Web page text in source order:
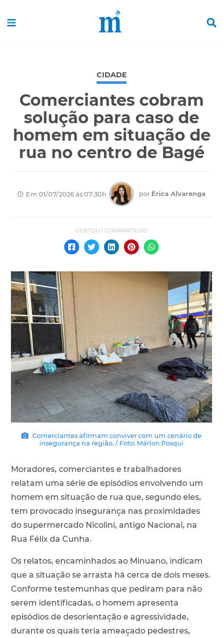
CIDADE
Comerciantes cobram
solução para caso de
homem em situação de
rua no centro de Bagé
Em 01/07/2026 às 07:30h por Érica Alvarenga
Comerciantes afirmam conviver com um cenário de
insegurança na região. / Foto: Márlon Posqui
Moradores, comerciantes e trabalhadores
relatam uma série de episódios envolvendo um
homem em situação de rua que, segundo eles,
tem provocado insegurança nas proximidades
do supermercado Nicolini, antigo Nacional, na
Rua Félix da Cunha.
Os relatos, encaminhados ao Minuano, indicam
que a situação se arrasta há cerca de dois meses.
Conforme testemunhas que pediram para não
serem identificadas, o homem apresenta
episódios de desorientação e agressividade,
durante os quais teria ameaçado pedestres,